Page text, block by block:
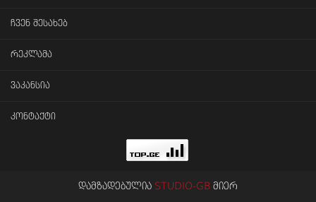
ჩვენ შესახებ
რეკლამა
ვაკანსია
კონტაქტი
დამზადებულია STUDIO-GB მიერ